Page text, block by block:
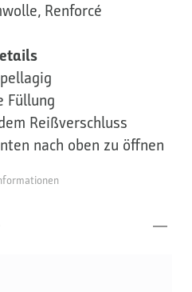
Renforcé
Füllung
Reißverschluss
nach oben zu öffnen